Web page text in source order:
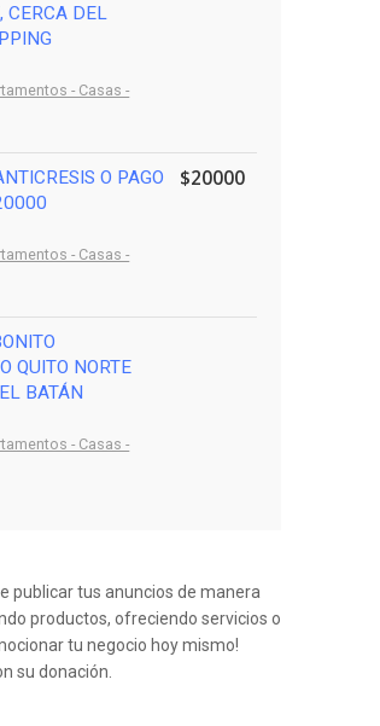
CERCA DEL
- Casas -
O PAGO
- Casas -
$20000
QUITO NORTE
BATÁN
- Casas -
publicar tus anuncios de manera
productos, ofreciendo servicios o
tu negocio hoy mismo!
su donación.